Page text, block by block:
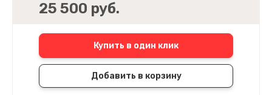
25 500 руб.
Купить в один клик
Добавить в корзину